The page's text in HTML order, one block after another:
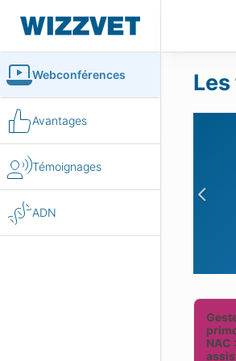
Webconférences
Avantages
Témoignages
ADN
NAC